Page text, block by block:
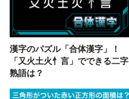
漢字のパズル「合体漢字」！
「又火土火忄言」でできる二字
熟語は？